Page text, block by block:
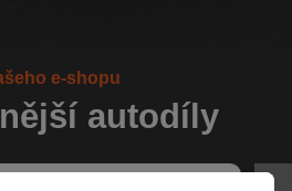
e-shopu
autodíly